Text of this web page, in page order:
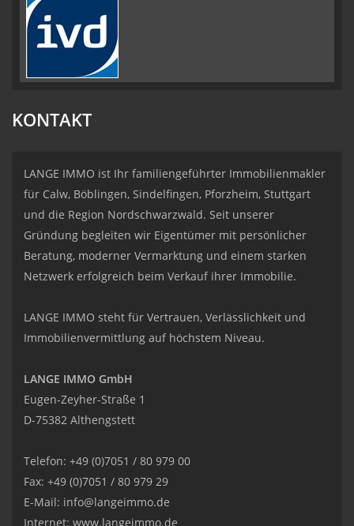
KONTAKT
LANGE IMMO ist Ihr familiengeführter Immobilienmakler
für Calw, Böblingen, Sindelfingen, Pforzheim, Stuttgart
und die Region Nordschwarzwald. Seit unserer
Gründung begleiten wir Eigentümer mit persönlicher
Beratung, moderner Vermarktung und einem starken
Netzwerk erfolgreich beim Verkauf ihrer Immobilie.
LANGE IMMO steht für Vertrauen, Verlässlichkeit und
Immobilienvermittlung auf höchstem Niveau.
LANGE IMMO GmbH
Eugen-Zeyher-Straße 1
D-75382 Althengstett
Telefon: +49 (0)7051 / 80 979 00
Fax: +49 (0)7051 / 80 979 29
E-Mail: info@langeimmo.de
Internet: www.langeimmo.de